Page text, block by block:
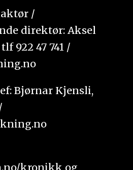
/
direktør: Aksel
922 47 741 /
Bjørnar Kjensli,
kronikk og